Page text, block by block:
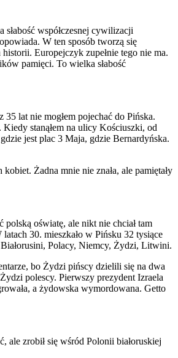
współczesnej cywilizacji
W ten sposób tworzą się
Europejczyk zupełnie tego nie ma.
pamięci. To wielka słabość
lat nie mogłem pojechać do Pińska.
stanąłem na ulicy Kościuszki, od
jest plac 3 Maja, gdzie Bernardyńska.
Żadna mnie nie znała, ale pamiętały
oświatę, ale nikt nie chciał tam
30. mieszkało w Pińsku 32 tysiące
Polacy, Niemcy, Żydzi, Litwini.
bo Żydzi pińscy dzielili się na dwa
polescy. Pierwszy prezydent Izraela
a żydowska wymordowana. Getto
ale zrobił się wśród Polonii białoruskiej